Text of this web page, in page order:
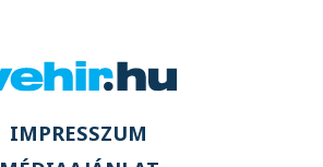
IMPRESSZUM